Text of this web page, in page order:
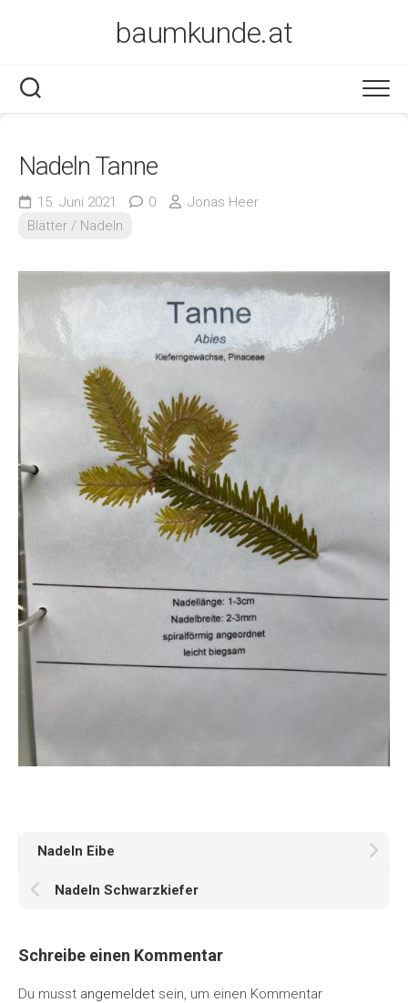
baumkunde.at
Nadeln Tanne
15. Juni 2021 0
Jonas Heer
Blätter / Nadeln
Nadeln Eibe
Nadeln Schwarzkiefer
Schreibe einen Kommentar
Du musst angemeldet sein, um einen Kommentar